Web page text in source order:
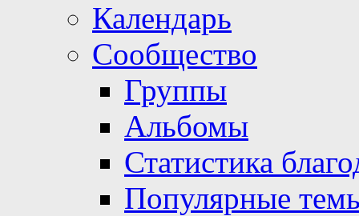
Календарь
Сообщество
Группы
Альбомы
Статистика
Популярные